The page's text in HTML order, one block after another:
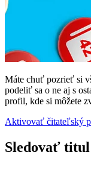
Máte chuť pozrieť si
podeliť sa o ne aj s
profil, kde si môžete
Aktivovať čitateľský
Sledovať titul